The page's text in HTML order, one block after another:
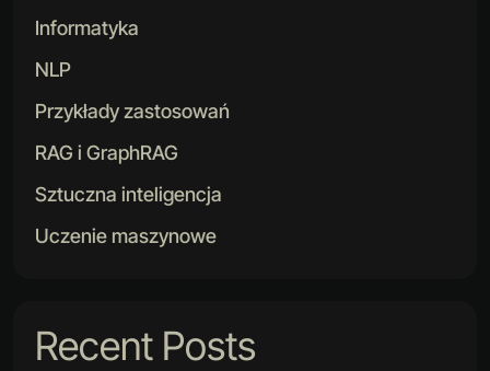
Informatyka
NLP
Przykłady zastosowań
RAG i GraphRAG
Sztuczna inteligencja
Uczenie maszynowe
Recent Posts